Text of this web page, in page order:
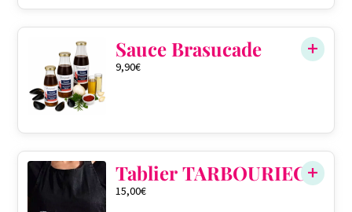
Sauce Brasucade
9,90€
Tablier TARBOURIECH
15,00€